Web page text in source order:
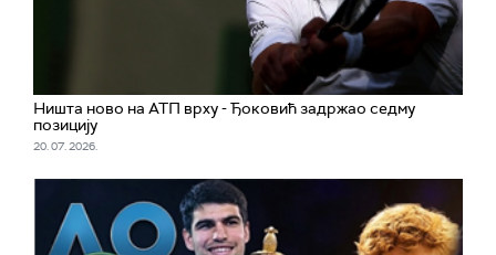
Ништа ново на АТП врху - Ђоковић задржао седму
позицију
20. 07. 2026.